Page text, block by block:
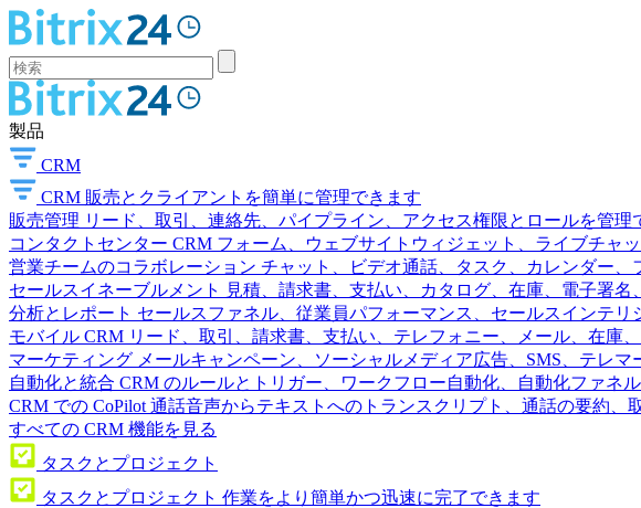
製品
CRM
CRM 販売とクライアントを簡単に管理できます
販売管理 リード、取引、連絡先、パイプライン、アクセス権限とロールを管理
コンタクトセンター CRM フォーム、ウェブサイトウィジェット、ライブチャ
営業チームのコラボレーション チャット、ビデオ通話、タスク、カレンダー
セールスイネーブルメント
見積、請求書、支払い、カタログ、在庫、電子署名
分析とレポート セールスファネル、従業員パフォーマンス、セールスインテ
モバイル CRM リード、取引、請求書、支払い、テレフォニー、メール、在庫
マーケティング メールキャンペーン、ソーシャルメディア広告、SMS、テレ
自動化と統合 CRM のルールとトリガー、ワークフロー自動化、自動化ファネ
CRM での CoPilot 通話音声からテキストへのトランスクリプト、通話の要約、
すべての CRM 機能を見る
タスクとプロジェクト
タスクとプロジェクト 作業をより簡単かつ迅速に完了できます